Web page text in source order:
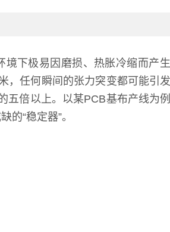
下极易因磨损、热胀冷缩而产
，任何瞬间的张力突变都可能引
五倍以上。以某PCB基布产线为
“稳定器”。